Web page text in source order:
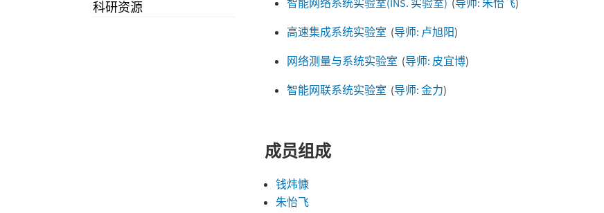
科研资源
高速集成系统实验室 (导师: 卢旭阳)
网络测量与系统实验室 (导师: 皮宜博)
智能网联系统实验室 (导师: 金力)
成员组成
钱炜慷
朱怡飞